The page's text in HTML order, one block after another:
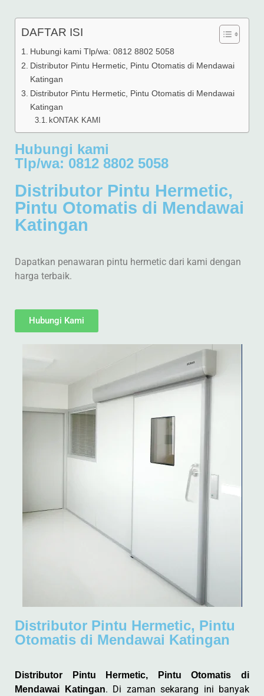
DAFTAR ISI
Hubungi kami Tlp/wa: 0812 8802 5058
Distributor Pintu Hermetic, Pintu Otomatis di Mendawai
Katingan
Distributor Pintu Hermetic, Pintu Otomatis di Mendawai
Katingan
kONTAK KAMI
Hubungi kami
Tlp/wa: 0812 8802 5058
Distributor Pintu Hermetic,
Pintu Otomatis di Mendawai
Katingan
Dapatkan penawaran pintu hermetic dari kami dengan
harga terbaik.
Hubungi Kami
Distributor Pintu Hermetic, Pintu
Otomatis di Mendawai Katingan
Distributor Pintu Hermetic, Pintu Otomatis di
Mendawai Katingan. Di zaman sekarang ini banyak